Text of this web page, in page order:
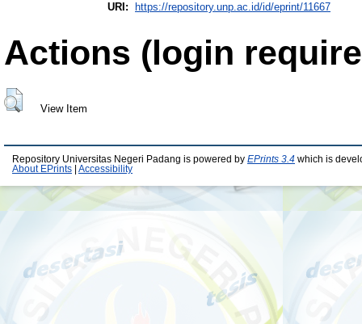
URI:
https://repository.unp.ac.id/id/eprint/11667
Actions (login
View Item
Repository Universitas Negeri Padang is powered by EPrints 3.4 which is
About EPrints
Accessibility